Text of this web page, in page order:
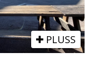
PLUSS